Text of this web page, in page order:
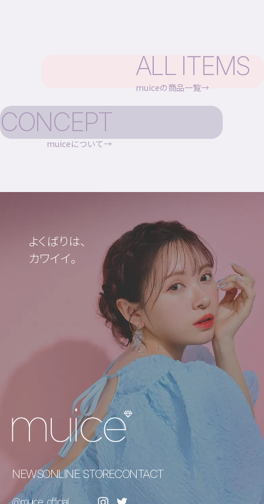
ALL ITEMS
muiceの商品一覧
CONCEPT
muiceについて
よくばりは、
カワイイ。
NEWSONLINE STORECONTACT
@muice_official